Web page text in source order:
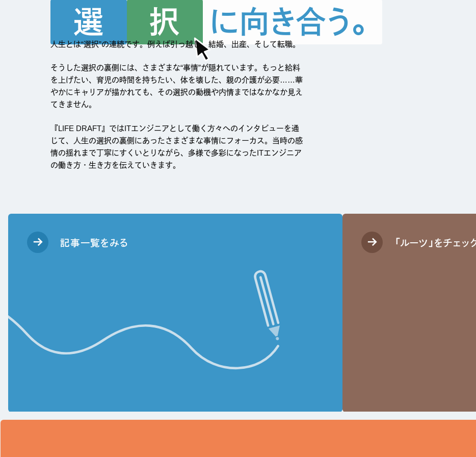
選 択 に向き合う。
人生とは“選択”の連続です。例えば引っ越し、結婚、出産、そして転職。
そうした選択の裏側には、さまざまな“事情”が隠れています。もっと給料
を上げたい、育児の時間を持ちたい、体を壊した、親の介護が必要……華
やかにキャリアが描かれても、その選択の動機や内情まではなかなか見え
てきません。
『LIFE DRAFT』ではITエンジニアとして働く方々へのインタビューを通
じて、人生の選択の裏側にあったさまざまな事情にフォーカス。当時の感
情の揺れまで丁寧にすくいとりながら、多様で多彩になったITエンジニア
の働き方・生き方を伝えていきます。
記事一覧をみる 「ルーツ」をチェッ
X